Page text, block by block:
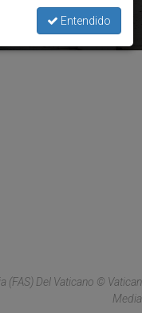
(FAS) Del Vaticano © Vatican
Media
Entendido